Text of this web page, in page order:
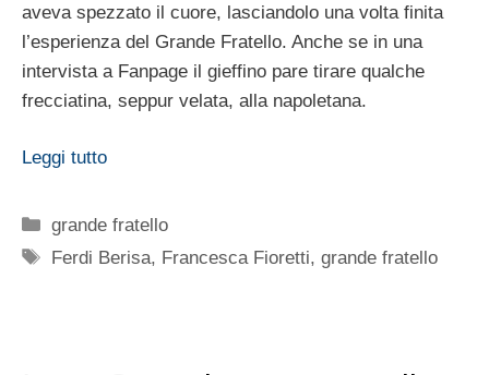
aveva spezzato il cuore, lasciandolo una volta finita
l’esperienza del Grande Fratello. Anche se in una
intervista a Fanpage il gieffino pare tirare qualche
frecciatina, seppur velata, alla napoletana.
Leggi tutto
Categorie
grande fratello
Tag
Ferdi Berisa, Francesca Fioretti,grande fratello